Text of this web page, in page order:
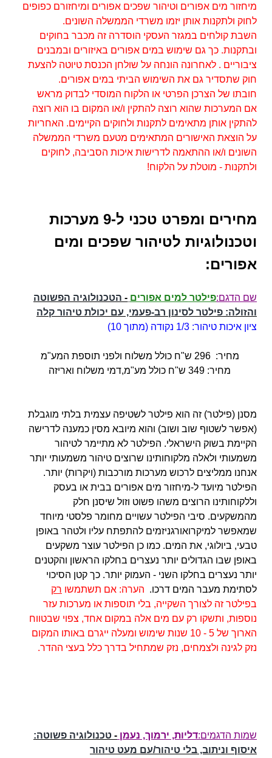
מיחזור מים אפורים וטיהור שפכים אפורים ומיחזורם כפופים
לחוק ולתקנות אותן יזמו משרדי הממשלה השונים.
השבת קולחים במגזר העסקי הוסדרה זה מכבר בחוקים
ובתקנות. כך גם שימוש במים אפורים באיזורים ובמבנים
ציבוריים . לאחרונה הונחה על שולחן הכנסת טיוטה להצעת
חוק שתסדיר גם את השימוש הביתי במים אפורים.
חובתו של הצרכן הפרטי או הלקוח המוסדי לבדוק מראש
אם המערכות שהוא רוצה להתקין ו/או המקום בו הוא רוצה
להתקין אותן מתאימים לתקנות ולחוקים הקיימים. האחריות
על הוצאת האישורים המתאימים מטעם משרדי הממשלה
השונים ו/או ההתאמה לדרישות איכות הסביבה, לחוקים
ולתקנות - מוטלת על הלקוח!
מחירים ומפרט טכני ל-9 מערכות
וטכנולוגיות לטיהור שפכים ומים
אפורים:
שם הדגם:פילטר למים אפורים - הטכנולוגיה הפשוטה
והזולה: פילטר לסינון רב-פעמי, עם יכולת טיהור קלה
ציון איכות טיהור: 1/3 נקודה (מתוך 10)
מחיר: 296 ש"ח כולל משלוח ולפני תוספת המע"מ
מחיר: 349 ש"ח כולל מע"מ,דמי משלוח ואריזה
מסנן (פילטר) זה הוא פילטר לשטיפה עצמית בלתי מוגבלת
(אפשר לשטוף שוב ושוב) והוא מיובא מסין כמענה לדרישה
הקיימת בשוק הישראלי. הפילטר לא מתיימר לטיהור
משמעותי ולאלה מלקוחותינו שרוצים טיהור משמעותי יותר
אנחנו ממליצים לרכוש מערכות מורכבות (ויקרות) יותר.
הפילטר מיועד ל-מיחזור מים אפורים בבית או בעסק
וללקוחותינו הרוצים משהו פשוט וזול שיסנן חלק
מהמשקעים. סיבי הפילטר עשויים מחומר פלסטי מיוחד
שמאפשר למיקרואורגניזמים להתפתח עליו ולטהר באופן
טבעי, ביולוגי, את המים. כמו כן הפילטר עוצר משקעים
באופן שבו הגדולים יותר נעצרים בחלקו הראשון והקטנים
יותר נעצרים בחלקו השני - העמוק יותר. כך קטן הסיכוי
לסתימת מעבר המים דרכו. הערה: אם תשתמשו רק
בפילטר זה לצורך השקייה, בלי תוספות או מערכות עזר
נוספות, ותשקו רק עם מים אלה במקום אחד, צפוי שבטווח
הארוך של 5 - 10 שנות שימוש ומעלה ייגרם באותו המקום
נזק לגינה ולצמחים, נזק שמתחיל בדרך כלל בעצי ההדר.
שמות הדגמים:דליות, ירמוך, נעמן - טכנולוגיה פשוטה:
איסוף וניתוב, בלי טיהור/עם מעט טיהור